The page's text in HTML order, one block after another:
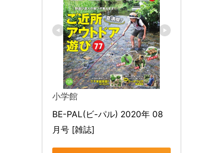
小学館
BE-PAL(ビ-パル) 2020年 08
月号 [雑誌]